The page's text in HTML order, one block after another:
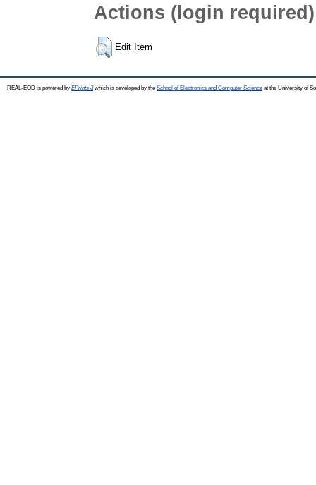
Actions (login required)
Edit Item
REAL-EOD is powered by EPrints 3which is developed by the School of Electronics and Computer Science at the University of